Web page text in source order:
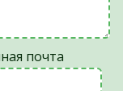
почта